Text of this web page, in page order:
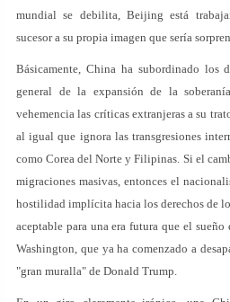
mundial se debilita, Beijing está
sucesor a su propia imagen que sería
Básicamente, China ha subordinado los
general de la expansión de la
vehemencia las críticas extranjeras a su
al igual que ignora las transgresiones
como Corea del Norte y Filipinas. Si el
migraciones masivas, entonces el
hostilidad implícita hacia los derechos de
aceptable para una era futura que el
Washington, que ya ha comenzado a
"gran muralla" de Donald Trump.